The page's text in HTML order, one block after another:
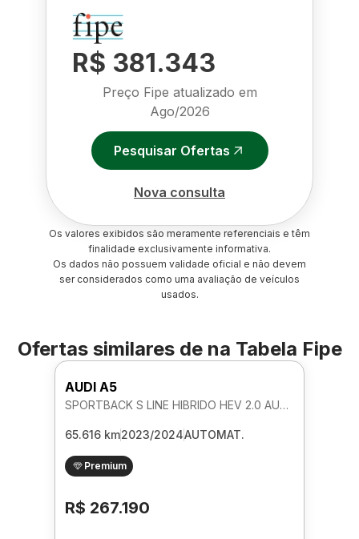
R$ 381.343
Preço Fipe atualizado em
Ago/2026
Pesquisar Ofertas
Nova consulta
Os valores exibidos são meramente referenciais e têm
finalidade exclusivamente informativa.
Os dados não possuem validade oficial e não devem
ser considerados como uma avaliação de veículos
usados.
Ofertas similares de na Tabela Fipe
AUDI A5
SPORTBACK S LINE HIBRIDO HEV 2.0 AUTOMATICO
65.616 km2023/2024AUTOMAT.
Premium
R$ 267.190